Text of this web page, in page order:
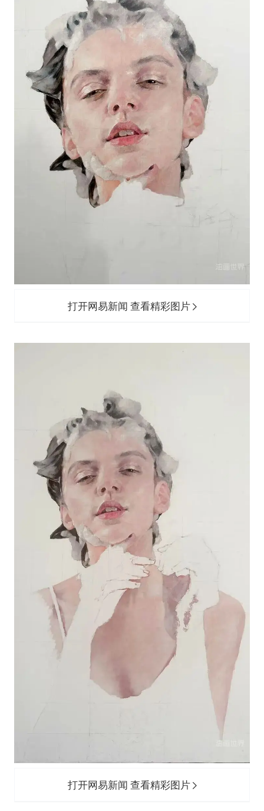
打开网易新闻 查看精彩图片
打开网易新闻 查看精彩图片